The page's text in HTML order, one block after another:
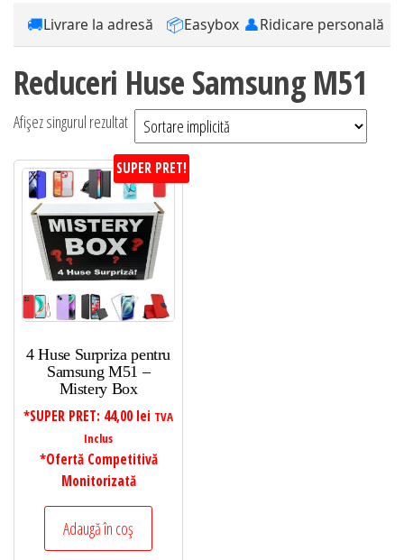
🚚Livrare la adresă 📦Easybox 👤Ridicare personală
Reduceri Huse Samsung M51
Afișez singurul rezultat
SUPER PRET!
4 Huse Surpriza pentru
Samsung M51 –
Mistery Box
*SUPER PRET: 44,00 lei TVA
Inclus
*Ofertă Competitivă
Monitorizată
Adaugă în coș